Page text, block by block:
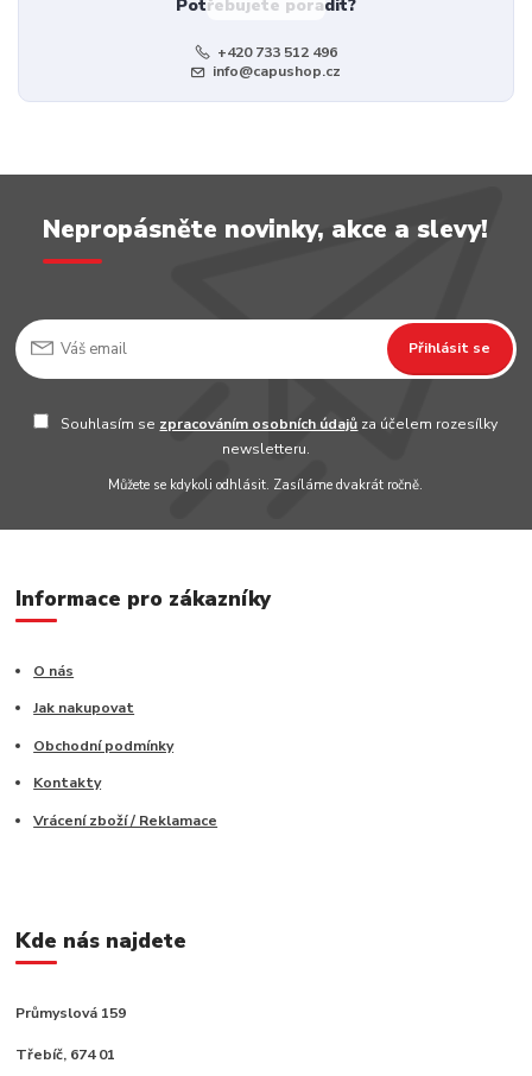
Potřebujete poradit?
+420 733 512 496
info@capushop.cz
Nepropásněte novinky, akce a slevy!
Přihlásit se
Souhlasím se zpracováním osobních údajů za účelem rozesílky
newsletteru.
Můžete se kdykoli odhlásit. Zasíláme dvakrát ročně.
Informace pro zákazníky
O nás
Jak nakupovat
Obchodní podmínky
Kontakty
Vrácení zboží / Reklamace
Kde nás najdete
Průmyslová 159
Třebíč, 674 01